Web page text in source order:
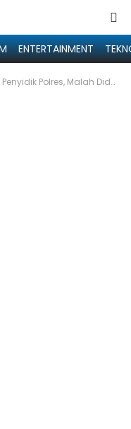
ENTERTAINMENT
Kapolres Sumenep untuk Bertamu